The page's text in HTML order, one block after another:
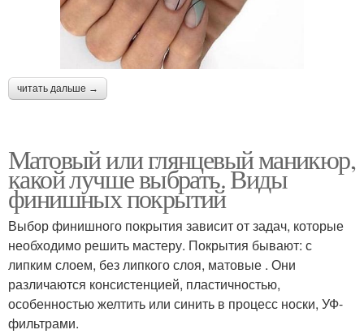
читать дальше →
Матовый или глянцевый маникюр,
какой лучше выбрать. Виды
финишных покрытий
Выбор финишного покрытия зависит от задач, которые
необходимо решить мастеру. Покрытия бывают: с
липким слоем, без липкого слоя, матовые . Они
различаются консистенцией, пластичностью,
особенностью желтить или синить в процесс носки, УФ-
фильтрами.